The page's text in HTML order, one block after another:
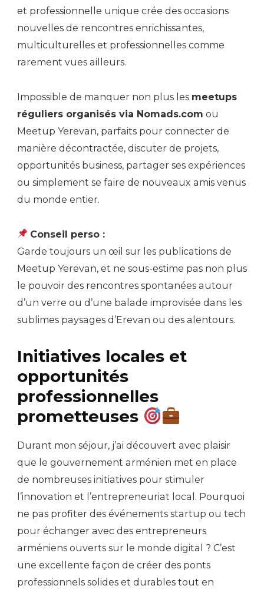
et professionnelle unique crée des occasions
nouvelles de rencontres enrichissantes,
multiculturelles et professionnelles comme
rarement vues ailleurs.
Impossible de manquer non plus les meetups
réguliers organisés via Nomads.com ou
Meetup Yerevan, parfaits pour connecter de
manière décontractée, discuter de projets,
opportunités business, partager ses expériences
ou simplement se faire de nouveaux amis venus
du monde entier.
Conseil perso :
Garde toujours un œil sur les publications de
Meetup Yerevan, et ne sous-estime pas non plus
le pouvoir des rencontres spontanées autour
d’un verre ou d’une balade improvisée dans les
sublimes paysages d’Erevan ou des alentours.
Initiatives locales et
opportunités
professionnelles
prometteuses
Durant mon séjour, j’ai découvert avec plaisir
que le gouvernement arménien met en place
de nombreuses initiatives pour stimuler
l’innovation et l’entrepreneuriat local. Pourquoi
ne pas profiter des événements startup ou tech
pour échanger avec des entrepreneurs
arméniens ouverts sur le monde digital ? C’est
une excellente façon de créer des ponts
professionnels solides et durables tout en